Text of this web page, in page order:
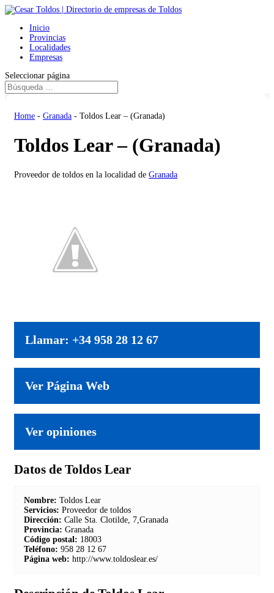
Inicio
Provincias
Localidades
Empresas
Seleccionar página
Home - Granada - Toldos Lear – (Granada)
Toldos Lear – (Granada)
Proveedor de toldos en la localidad de Granada
Llamar: +34 958 28 12 67
Ver Página Web
Ver opiniones
Datos de Toldos Lear
Nombre: Toldos Lear
Servicios: Proveedor de toldos
Dirección: Calle Sta. Clotilde, 7,Granada
Provincia: Granada
Código postal: 18003
Teléfono: 958 28 12 67
Página web: http://www.toldoslear.es/